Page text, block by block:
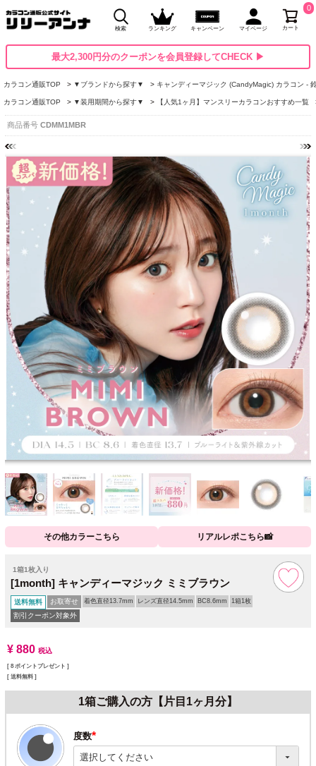
検索 ランキング キャンペーン マイページ カート
0
最大2,300円分のクーポンを会員登録してCHECK ▶
カラコン通販TOP ▼ブランドから探す▼ キャンディーマジック (CandyMagic) カラコン -
カラコン通販TOP ▼装用期間から探す▼ 【人気1ヶ月】マンスリーカラコンおすすめ一覧
商品番号 CDMM1MBR
その他カラーこちら リアルレポこちら📸
1箱1枚入り
[1month] キャンディーマジック ミミブラウン
送料無料 お取寄せ 着色直径13.7mm レンズ直径14.5mm BC8.6mm 1箱1枚
割引クーポン対象外
¥ 880 税込
[ 8 ポイントプレゼント ]
送料無料
1箱ご購入の方【片目1ヶ月分】
度数
(必
須)